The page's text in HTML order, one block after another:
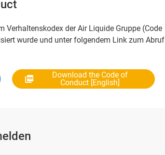
der Air Liquide Gruppe (Code
wurde und unter folgendem Link zum Abruf
Download the Code of
Conduct [English]